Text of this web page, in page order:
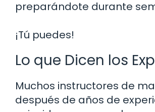
preparándote durante
¡Tú puedes!
Lo que Dicen los
Muchos instructores de
después de años de